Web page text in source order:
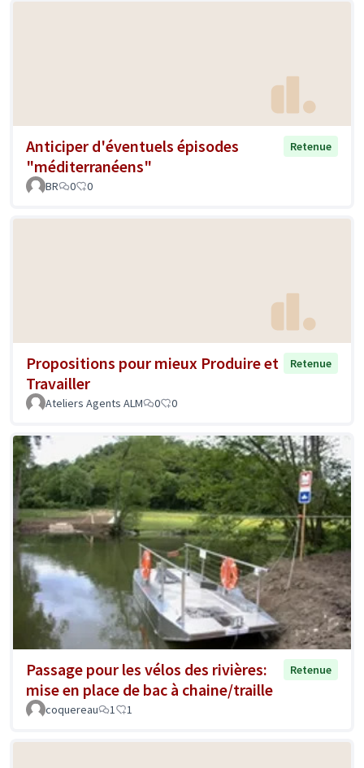
Anticiper d'éventuels épisodes
"méditerranéens"
Retenue
BR 0 0
Propositions pour mieux Produire et
Travailler
Retenue
Ateliers Agents ALM 0 0
Passage pour les vélos des rivières:
mise en place de bac à chaine/traille
Retenue
coquereau 1 1